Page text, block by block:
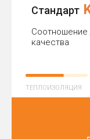
Стандарт
Соотношение
качества
ТЕПЛОИЗОЛЯЦИЯ